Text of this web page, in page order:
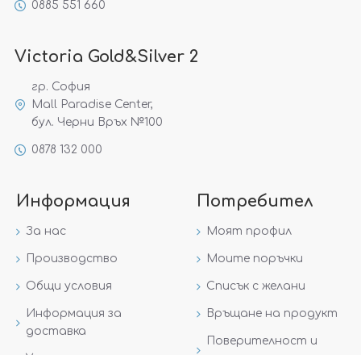
0885 551 660
Victoria Gold&Silver 2
гр. София
Mall Paradise Center,
бул. Черни Връх №100
0878 132 000
Информация
За нас
Производство
Общи условия
Информация за
доставка
Потребител
Моят профил
Моите поръчки
Списък с желани
Връщане на продукт
Поверителност и